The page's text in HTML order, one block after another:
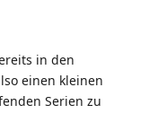
in den
einen kleinen
Serien zu